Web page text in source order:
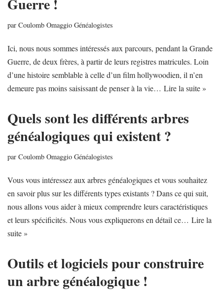
Guerre !
par Coulomb Omaggio Généalogistes
Ici, nous nous sommes intéressés aux parcours, pendant la Grande
Guerre, de deux frères, à partir de leurs registres matricules. Loin
d’une histoire semblable à celle d’un film hollywoodien, il n’en
demeure pas moins saisissant de penser à la vie… Lire la suite »
Quels sont les différents arbres
généalogiques qui existent ?
par Coulomb Omaggio Généalogistes
Vous vous intéressez aux arbres généalogiques et vous souhaitez
en savoir plus sur les différents types existants ? Dans ce qui suit,
nous allons vous aider à mieux comprendre leurs caractéristiques
et leurs spécificités. Nous vous expliquerons en détail ce… Lire la
suite »
Outils et logiciels pour construire
un arbre généalogique !